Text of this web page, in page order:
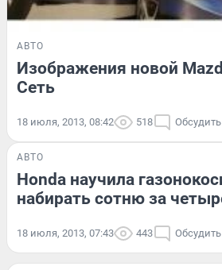
АВТО
Изображения новой
Сеть
18 июля, 2013, 08:42 518 Обсудить
АВТО
Honda научила
набирать сотню за
18 июля, 2013, 07:43 443 Обсудить